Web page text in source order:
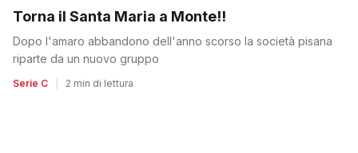
Torna il Santa Maria a Monte!!
Dopo l'amaro abbandono dell'anno scorso la società pisana
riparte da un nuovo gruppo
Serie C 2 min di lettura